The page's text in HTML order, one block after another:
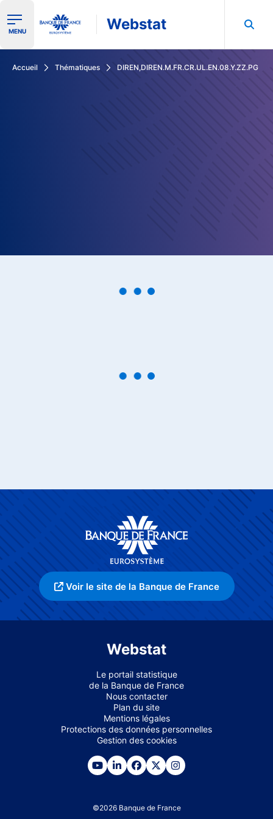
Ouvrir le menu de navigation
MENU Webstat
Accueil Thématiques DIREN,DIREN.M.FR.CR.UL.EN.08.Y.ZZ.PG
Voir le site de la Banque de France
Webstat
Le portail statistique
de la Banque de France
Nous contacter
Plan du site
Mentions légales
Protections des données personnelles
Gestion des cookies
©2026 Banque de France